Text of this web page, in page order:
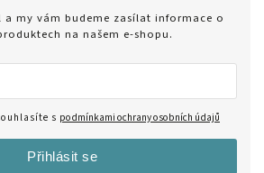
a my vám budeme zasílat informace o
na našem e-shopu.
s podmínkami ochrany osobních údajů
Přihlásit se